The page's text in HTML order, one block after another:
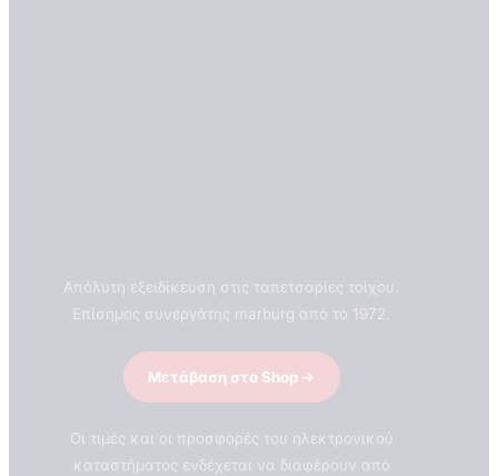
Απόλυτη εξειδίκευση στις ταπετσαρίες τοίχου.
Επίσημος συνεργάτης marburg από το 1972.
Μετάβαση στο Shop
Οι τιμές και οι προσφορές του ηλεκτρονικού
καταστήματος ενδέχεται να διαφέρουν από